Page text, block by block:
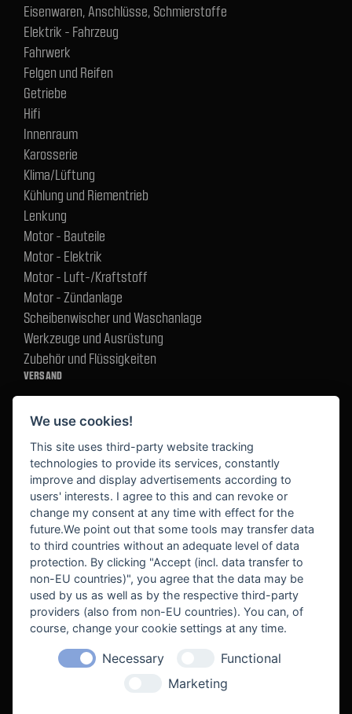
Eisenwaren, Anschlüsse, Schmierstoffe
Elektrik - Fahrzeug
Fahrwerk
Felgen und Reifen
Getriebe
Hifi
Innenraum
Karosserie
Klima/Lüftung
Kühlung und Riementrieb
Lenkung
Motor - Bauteile
Motor - Elektrik
Motor - Luft-/Kraftstoff
Motor - Zündanlage
Scheibenwischer und Waschanlage
Werkzeuge und Ausrüstung
Zubehör und Flüssigkeiten
VERSAND
BEKANNT AUS
We use cookies!
This site uses third-party website tracking
technologies to provide its services, constantly
improve and display advertisements according to
users' interests. I agree to this and can revoke or
change my consent at any time with effect for the
future.We point out that some tools may transfer data
to third countries without an adequate level of data
protection. By clicking "Accept (incl. data transfer to
non-EU countries)", you agree that the data may be
used by us as well as by the respective third-party
providers (also from non-EU countries). You can, of
course, change your cookie settings at any time.
Necessary
Functional
Marketing